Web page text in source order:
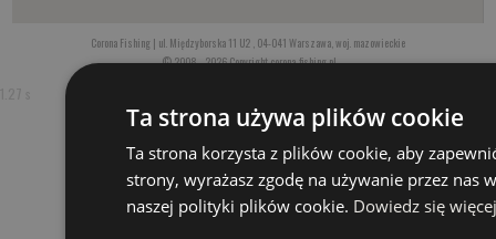
Corona Fishing | ul. Międzyborska 11 U2 , 04-041 Warszawa, woj. mazowieckie
© 2008 - 2026 Copyright corona-fishing.pl
Ta strona używa plików cookie
Ta strona korzysta z plików cookie, aby
strony, wyrażasz zgodę na używanie przez
naszej polityki plików cookie. Dowiedz się więcej